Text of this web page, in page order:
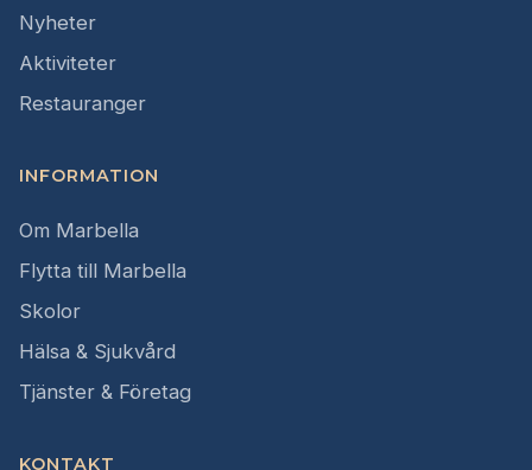
Nyheter
Aktiviteter
Restauranger
INFORMATION
Om Marbella
Flytta till Marbella
Skolor
Hälsa & Sjukvård
Tjänster & Företag
KONTAKT